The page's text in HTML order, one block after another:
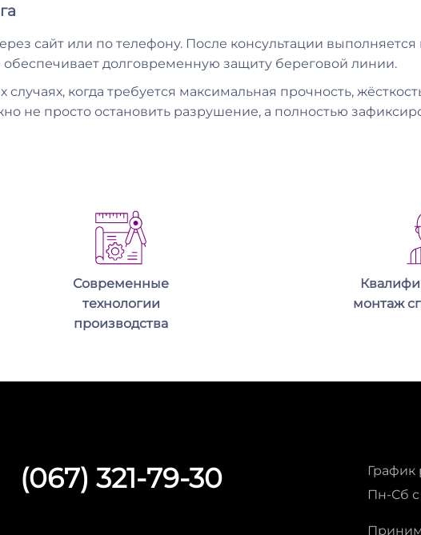
сайт или по телефону. После консультации выполняется
долговременную защиту береговой линии.
когда требуется максимальная прочность,
не просто остановить разрушение, а полностью
Современные
технологии
производства
монтаж
(067) 321-79-30
График
Пн-Сб с